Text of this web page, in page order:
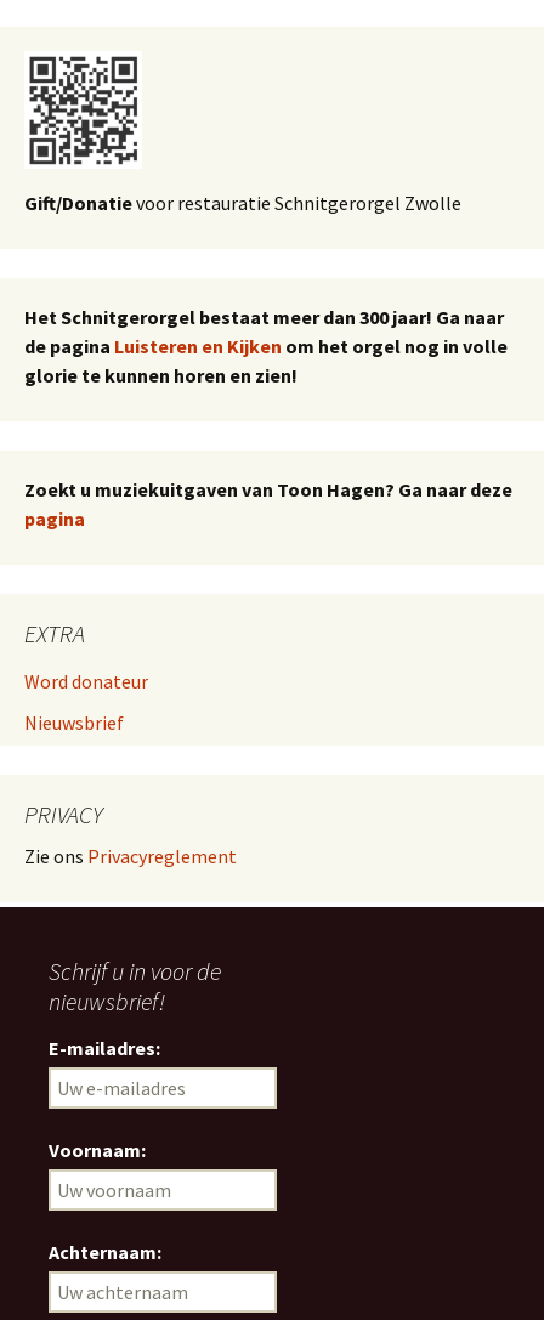
Gift/Donatievoor restauratie Schnitgerorgel Zwolle
Het Schnitgerorgel bestaat meer dan 300 jaar! Ga naar
de pagina Luisteren en Kijken om het orgel nog in volle
glorie te kunnen horen en zien!
Zoekt u muziekuitgaven van Toon Hagen? Ga naar deze
pagina
EXTRA
Word donateur
Nieuwsbrief
PRIVACY
Zie ons Privacyreglement
Schrijf u in voor de
nieuwsbrief!
E-mailadres:
Voornaam:
Achternaam: